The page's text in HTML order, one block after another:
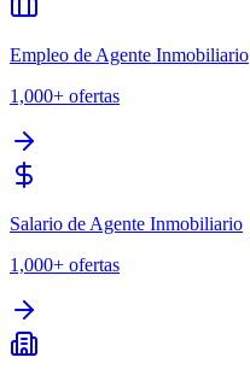
Empleo de Agente Inmobiliario
1,000+ ofertas
Salario de Agente Inmobiliario
1,000+ ofertas